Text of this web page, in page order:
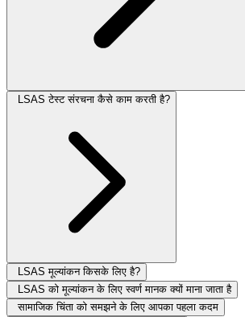
LSAS टेस्ट संरचना कैसे काम करती है?
LSAS मूल्यांकन किसके लिए है?
LSAS को मूल्यांकन के लिए स्वर्ण मानक क्यों माना जाता है
सामाजिक चिंता को समझने के लिए आपका पहला कदम